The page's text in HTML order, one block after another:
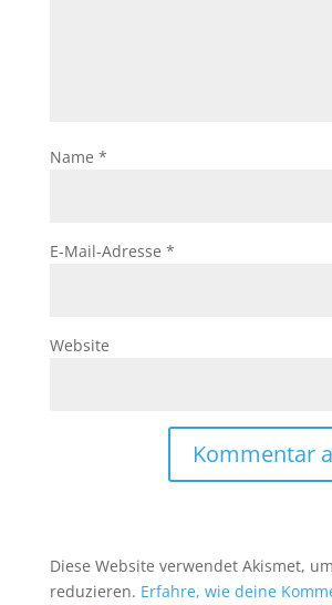
Name *
E-Mail-Adresse *
Website
Diese Website verwendet Akismet,
reduzieren. Erfahre, wie deine